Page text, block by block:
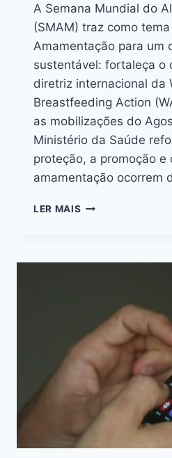
A Semana Mundial do
(SMAM) traz como
Amamentação para um
sustentável: fortaleça o
diretriz internacional da
Breastfeeding Action
as mobilizações do
Ministério da Saúde
proteção, a promoção e
amamentação ocorrem
LER MAIS